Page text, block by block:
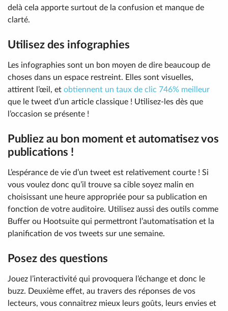
delà cela apporte surtout de la confusion et manque de
clarté.
Utilisez des infographies
Les infographies sont un bon moyen de dire beaucoup de
choses dans un espace restreint. Elles sont visuelles,
attirent l’œil, et obtiennent un taux de clic 746% meilleur
que le tweet d’un article classique ! Utilisez-les dès que
l’occasion se présente !
Publiez au bon moment et automatisez vos
publications !
L’espérance de vie d’un tweet est relativement courte ! Si
vous voulez donc qu’il trouve sa cible soyez malin en
choisissant une heure appropriée pour sa publication en
fonction de votre auditoire. Utilisez aussi des outils comme
Buffer ou Hootsuite qui permettront l’automatisation et la
planification de vos tweets sur une semaine.
Posez des questions
Jouez l’interactivité qui provoquera l’échange et donc le
buzz. Deuxième effet, au travers des réponses de vos
lecteurs, vous connaitrez mieux leurs goûts, leurs envies et